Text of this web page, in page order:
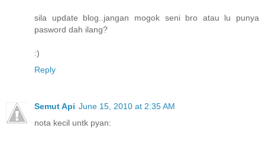
sila update blog..jangan mogok seni bro atau lu punya
pasword dah ilang?
:)
Reply
Semut Api June 15, 2010 at 2:35 AM
nota kecil untk pyan: